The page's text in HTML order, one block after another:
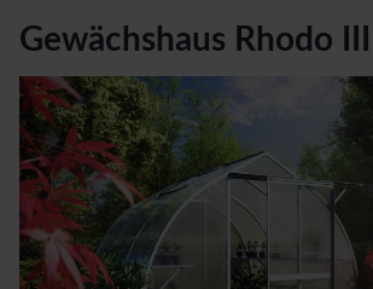
Gewächshaus Rhodo III